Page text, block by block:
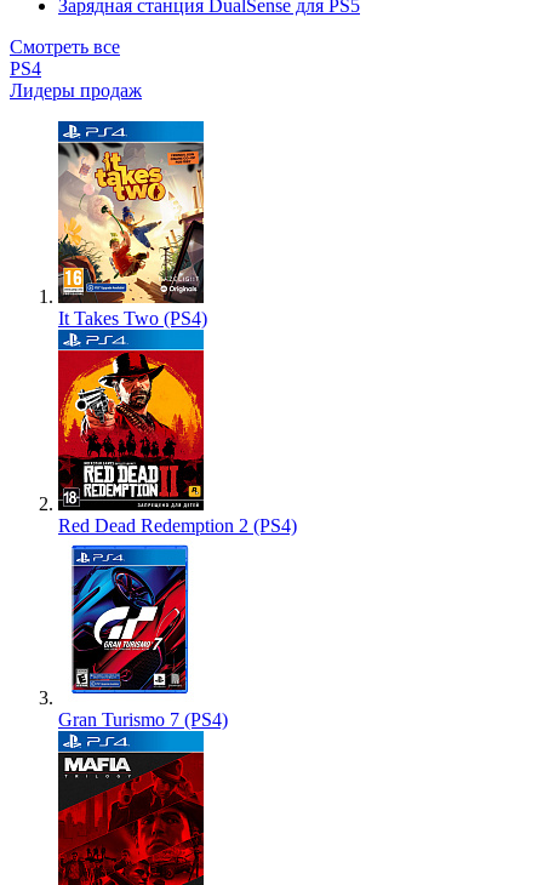
Зарядная станция DualSense для PS5
Смотреть все
PS4
Лидеры продаж
It Takes Two (PS4)
Red Dead Redemption 2 (PS4)
Gran Turismo 7 (PS4)